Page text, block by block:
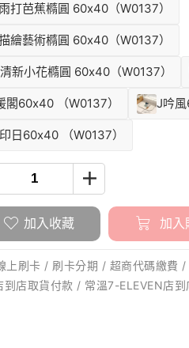
打芭蕉橢圓 60x40（W0137）
繪藝術橢圓 60x40（W0137）
新小花橢圓 60x40（W0137）
閣60x40 （W0137） J吟風
日60x40 （W0137）
加入收藏 加入
上刷卡 / 刷卡分期 / 超商代碼繳費 /
到店取貨付款 / 常溫7-ELEVEN店